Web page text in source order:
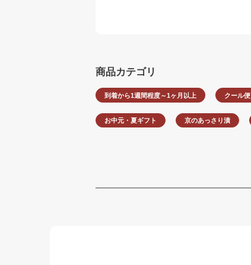
商品カテゴリ
到着から1週間程度～1ヶ月以上 クール便
お中元・夏ギフト 京のあっさり漬